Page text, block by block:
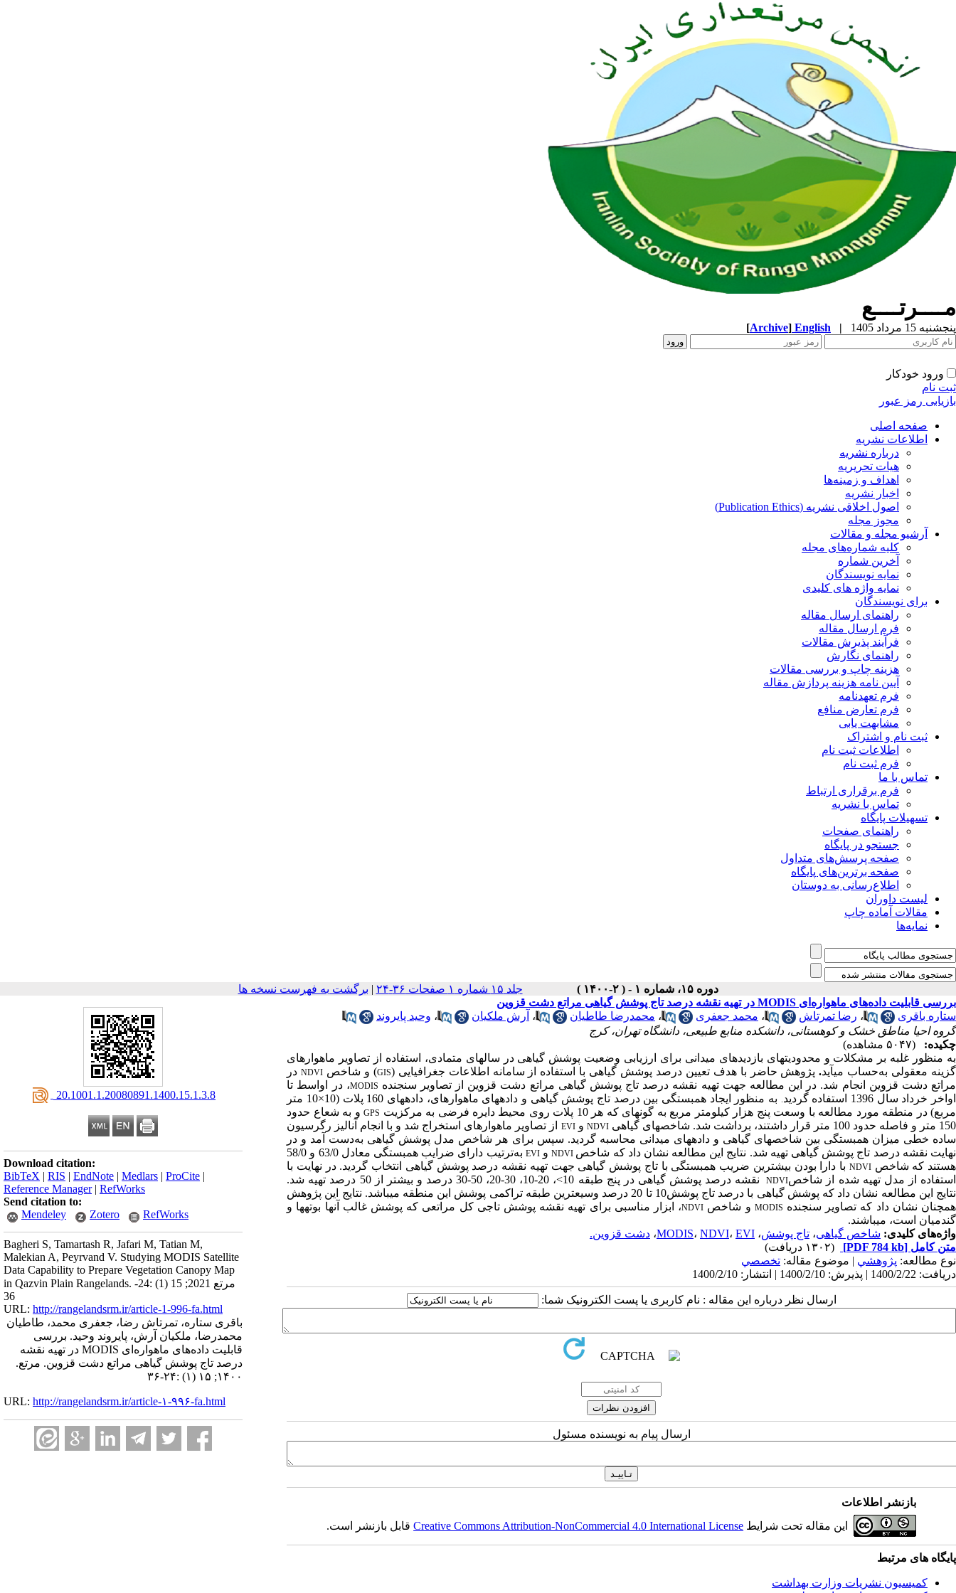
مــــرتــــع
پنجشنبه 15 مرداد 1405 |
English
[Archive]
ورود خودکار
ثبت نام
بازیابی رمز عبور
صفحه اصلی
اطلاعات نشریه
درباره نشریه
هیات تحریریه
اهداف و زمینه‌ها
اخبار نشریه
اصول اخلاقی نشریه (Publication Ethics)
مجوز مجله
آرشیو مجله و مقالات
کلیه شماره‌های مجله
آخرین شماره
نمایه نویسندگان
نمایه واژه های کلیدی
برای نویسندگان
راهنمای ارسال مقاله
فرم ارسال مقاله
فرآیند پذیرش مقالات
راهنمای نگارش
هزینه چاپ و بررسی مقالات
آیین نامه هزینه پردازش مقاله
فرم تعهدنامه
فرم تعارض منافع
مشابهت یابی
ثبت نام و اشتراک
اطلاعات ثبت نام
فرم ثبت نام
تماس با ما
فرم برقراری ارتباط
تماس با نشریه
تسهیلات پایگاه
راهنمای صفحات
جستجو در پایگاه
صفحه پرسش‌های متداول
صفحه برترین‌های پایگاه
اطلاع‌رسانی به دوستان
لیست داوران
مقالات آماده چاپ
نمایه‌ها
دوره ۱۵، شماره ۱ - ( ۲-۱۴۰۰ ) جلد ۱۵ شماره ۱ صفحات ۳۶-۲۴ | برگشت به فهرست نسخه ها
‎ 20.1001.1.20080891.1400.15.1.3.8
Download citation:
BibTeX | RIS | EndNote | Medlars | ProCite |
Reference Manager| RefWorks
Send citation to:
Mendeley
Zotero RefWorks
Bagheri S, Tamartash R, Jafari M, Tatian M,
Malekian A, Peyrvand V. Studying MODIS Satellite
Data Capability to Prepare Vegetation Canopy Map
in Qazvin Plain Rangelands. مرتع 2021; 15 (1) :24-
36
URL: http://rangelandsrm.ir/article-1-996-fa.html
باقری ستاره، تمرتاش رضا، جعفری محمد، طاطیان
محمدرضا، ملکیان آرش، پایروند وحید. بررسی
قابلیت داده‌های ماهواره‌ای MODIS در تهیه نقشه
درصد تاج پوشش گیاهی مراتع دشت قزوین. مرتع.
۱۴۰۰; ۱۵ (۱) :۲۴-۳۶
URL: http://rangelandsrm.ir/article-۱-۹۹۶-fa.html
بررسی قابلیت داده‌های ماهواره‌ای MODIS در تهیه نقشه درصد تاج پوشش گیاهی مراتع دشت قزوین
ستاره باقری
، رضا تمرتاش ، محمد جعفری ، محمدرضا طاطیان ، آرش ملکیان ، وحید پایروند
گروه احیا مناطق خشک و کوهستانی، دانشکده منابع طبیعی، دانشگاه تهران، کرج
چکیده:
(۵۰۴۷ مشاهده)
به منظور غلبه بر مشکلات و محدودیت­های بازدیدهای میدانی برای ارزیابی وضعیت پوشش گیاهی در سال­های متمادی، استفاده از تصاویر
ماهواره­ای
گزینه معقولی به‌حساب می­آید. پژوهش حاضر با هدف تعیین درصد پوشش گیاهی با استفاده از سامانه اطلاعات جغرافیایی (GIS) و شاخص NDVIدر
مراتع دشت قزوین انجام شد. در این مطالعه جهت تهیه نقشه درصد تاج پوشش گیاهی مراتع دشت قزوین از تصاویر سنجنده MODIS، در اواسط تا
اواخر خرداد سال 1396 استفاده گردید.
به منظور ایجاد همبستگی بین درصد تاج پوشش گیاهی و داده­های ماهواره­ای، داده­های 160 پلات (10×10 متر
مربع) در منطقه مورد مطالعه با وسعت پنج هزار کیلومتر مربع به گونه­ای که هر 10 پلات روی محیط دایره فرضی به مرکزیت
GPSو به شعاع حدود
150 متر و فاصله حدود 100 متر قرار داشتند، برداشت شد. شاخص­های گیاهی
NDVI وEVI
از تصاویر ماهواره­ای استخراج شد و با انجام آنالیز رگرسیون
ساده خطی میزان همبستگی بین شاخص­های گیاهی و داده­های میدانی محاسبه گردید. سپس برای هر شاخص مدل پوشش گیاهی به‌دست آمد و در
نهایت نقشه درصد تاج پوشش گیاهی تهیه شد. نتایج این مطالعه نشان داد که شاخص NDVIوEVI
به‌ترتیب دارای ضرایب همبستگی معادل 63/0 و 58/0
هستند که شاخصNDVI با دارا بودن بیشترین ضریب همبستگی با تاج پوشش گیاهی جهت تهیه نقشه درصد پوشش گیاهی انتخاب گردید. در نهایت با
استفاده از مدل تهیه شده از شاخصNDVI
نقشه درصد پوشش گیاهی در پنج طبقه 10>، 20-10، 30-20، 50-30 درصد و بیشتر از 50 درصد تهیه شد.
نتایج این مطالعه نشان داد که پوشش گیاهی با درصد تاج پوشش10 تا 20 درصد وسیع­ترین طبقه تراکمی پوشش این منطقه می­باشد. نتایج این پژوهش
همچنان نشان داد که تصاویر سنجنده MODIS و شاخص NDVI، ابزار مناسبی برای تهیه نقشه پوشش تاجی کل مراتعی که پوشش غالب آنها بوته­ها و
گندمیان است، می­باشند.
واژه‌های کلیدی: شاخص گیاهی، تاج پوشش، MODIS، NDVI، EVI ، دشت قزوین.
متن کامل [PDF 784 kb]
(۱۳۰۲ دریافت)
نوع مطالعه: پژوهشي | موضوع مقاله: تخصصي
دریافت: 1400/2/22 | پذیرش: 1400/2/10 | انتشار: 1400/2/10
ارسال نظر درباره این مقاله : نام کاربری یا پست الکترونیک شما:
ارسال پیام به نویسنده مسئول
بازنشر اطلاعات
این مقاله تحت شرایط Creative Commons Attribution-NonCommercial 4.0 International Licenseقابل بازنشر است.
پایگاه های مرتبط
کمیسیون نشریات وزارت بهداشت